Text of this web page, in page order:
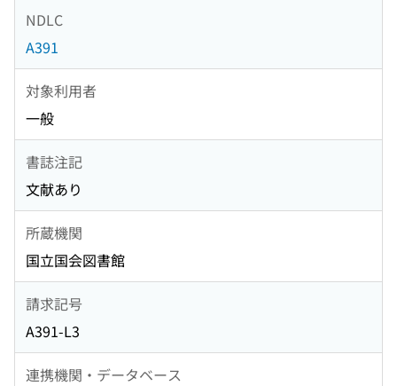
NDLC
A391
対象利用者
一般
書誌注記
文献あり
所蔵機関
国立国会図書館
請求記号
A391-L3
連携機関・データベース